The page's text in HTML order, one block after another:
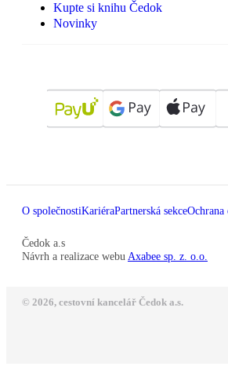
Kupte si knihu Čedok
Novinky
O společnostiKariéraPartnerská sekceOchrana
Čedok a.s
Návrh a realizace webu Axabee sp. z. o.o.
© 2026, cestovní kancelář Čedok a.s.